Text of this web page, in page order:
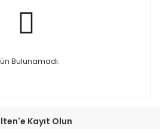
Bulunamadı.
Kayıt Olun